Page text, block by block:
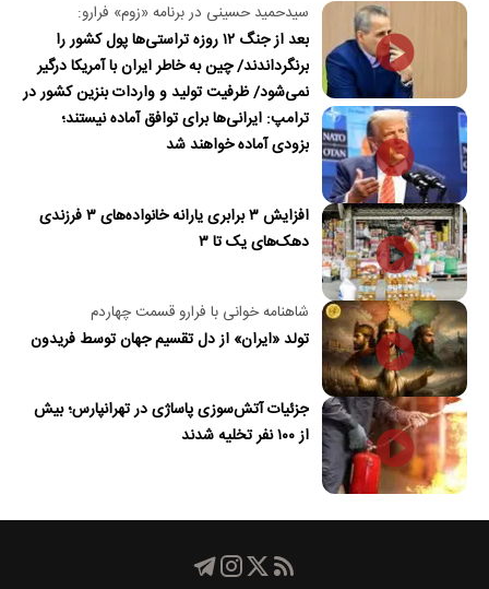
سیدحمید حسینی در برنامه «زوم» فرارو:
بعد از جنگ ۱۲ روزه تراستی‌ها پول کشور را
برنگرداندند/ چین به خاطر ایران با آمریکا درگیر
نمی‌شود/ ظرفیت تولید و واردات بنزین کشور در
جنگ آسیب دید/حدود ۶۰ روز توانایی ذخیره
نفت در محاصره را داریم
ترامپ: ایرانی‌ها برای توافق آماده نیستند؛
بزودی آماده خواهند شد
افزایش ۳ برابری یارانه خانواده‌های ۳ فرزندی
دهک‌های یک تا ۳
شاهنامه خوانی با فرارو قسمت چهاردم
تولد «ایران» از دل تقسیم جهان توسط فریدون
جزئیات آتش‌سوزی پاساژی در تهرانپارس؛ بیش
از ۱۰۰ نفر تخلیه شدند